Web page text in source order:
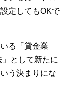
定してもOKで
る「貸金業
として新たに
う決まりにな